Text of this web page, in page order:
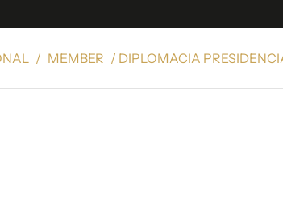
/ MEMBER / DIPLOMACIA